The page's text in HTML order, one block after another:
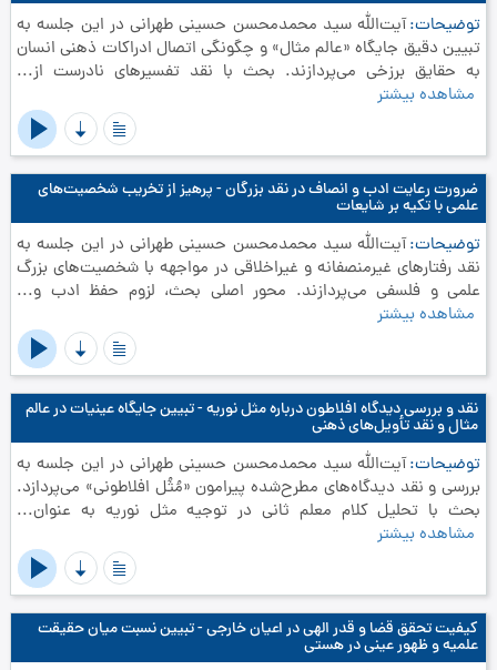
توضیحات آیت‌الله سید محمدمحسن حسینی طهرانی در این جلسه به
تبیین دقیق جایگاه «عالم مثال» و چگونگی اتصال ادراکات ذهنی انسان
به حقایق برزخی می‌پردازند. بحث با نقد تفسیرهای نادرست از...
مشاهده بیشتر
ضرورت رعایت ادب و انصاف در نقد بزرگان - پرهیز از تخریب شخصیت‌های
علمی با تکیه بر شایعات
توضیحات آیت‌الله سید محمدمحسن حسینی طهرانی در این جلسه به
نقد رفتارهای غیرمنصفانه و غیراخلاقی در مواجهه با شخصیت‌های بزرگ
علمی و فلسفی می‌پردازند. محور اصلی بحث، لزوم حفظ ادب و...
مشاهده بیشتر
نقد و بررسی دیدگاه افلاطون درباره مثل نوریه - تبیین جایگاه عینیات در عالم
مثال و نقد تأویل‌های ذهنی
توضیحات آیت‌الله سید محمدمحسن حسینی طهرانی در این جلسه به
بررسی و نقد دیدگاه‌های مطرح‌شده پیرامون «مُثُل افلاطونی» می‌پردازد.
بحث با تحلیل کلام معلم ثانی در توجیه مثل نوریه به عنوان...
مشاهده بیشتر
کیفیت تحقق قضا و قدر الهی در اعیان خارجی - تبیین نسبت میان حقیقت
علمیه و ظهور عینی در هستی